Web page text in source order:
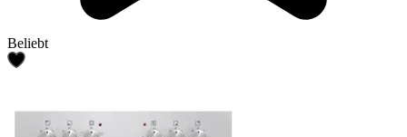
Beliebt